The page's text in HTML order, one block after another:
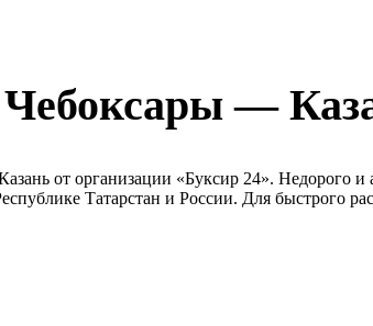
Чебоксары —
от организации «Буксир 24». Недорого
Татарстан и России. Для быстрого